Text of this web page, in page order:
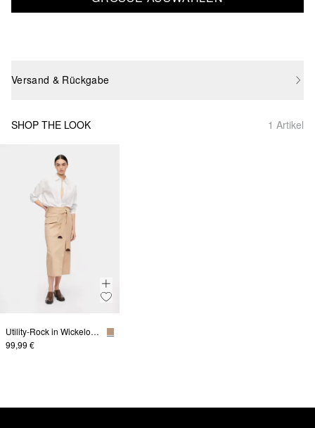
Versand & Rückgabe
SHOP THE LOOK 1 Artikel
Utility-Rock in Wickeloptik
99,99 €